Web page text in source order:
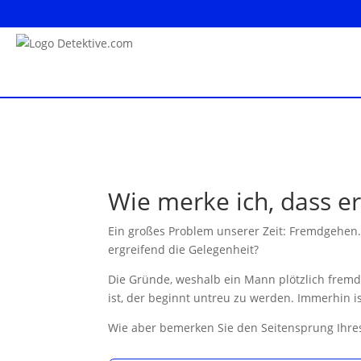
Wie merke ich, dass
Ein großes Problem unserer Zeit:
ergreifend die Gelegenheit?
Die Gründe, weshalb ein Mann plötzlich
ist, der beginnt untreu zu werden. Immerhin
Wie aber bemerken Sie den Seitensprung